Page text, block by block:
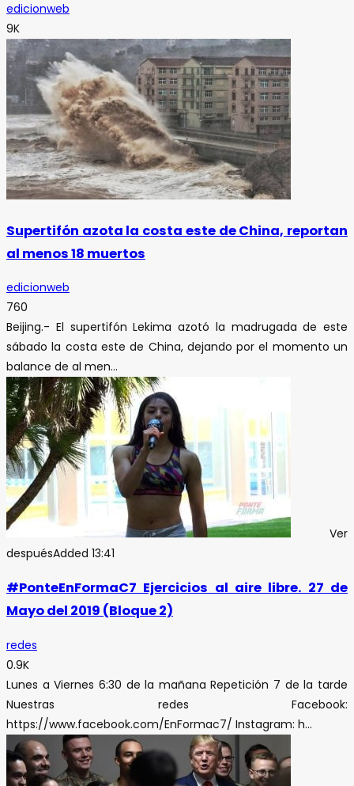
edicionweb
9K
Supertifón azota la costa este de China, reportan
al menos 18 muertos
edicionweb
760
Beijing.- El supertifón Lekima azotó la madrugada de este
sábado la costa este de China, dejando por el momento un
balance de al men...
Ver
despuésAdded 13:41
#PonteEnFormaC7 Ejercicios al aire libre. 27 de
Mayo del 2019 (Bloque 2)
redes
0.9K
Lunes a Viernes 6:30 de la mañana Repetición 7 de la tarde
Nuestras redes Facebook:
https://www.facebook.com/EnFormac7/ Instagram: h...